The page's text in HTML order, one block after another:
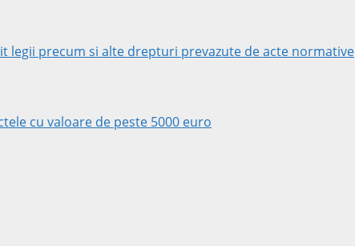
precum si alte drepturi prevazute de acte normative
cu valoare de peste 5000 euro